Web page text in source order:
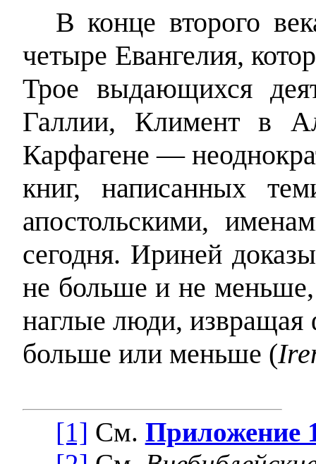
В конце второго
четыре Евангелия,
Трое выдающихся
Галлии, Климент в
Карфагене —
книг, написанных
апостольскими,
сегодня. Ириней
не больше и не
наглые люди, извращая
больше или меньше (
[1] См. Приложение